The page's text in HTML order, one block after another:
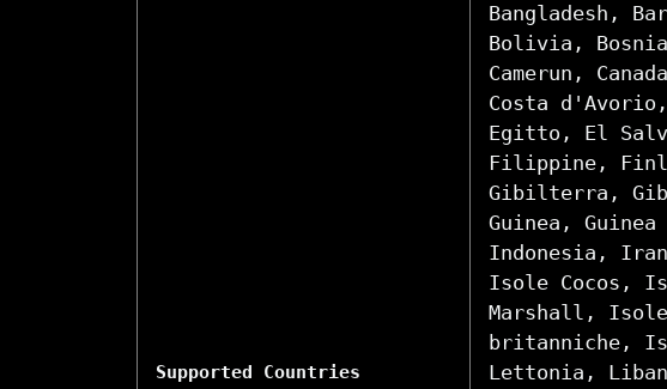
Supported Countries
Bangladesh,
Bolivia,
Camerun,
Costa
Egitto, El
Filippine,
Gibilterra,
Guinea,
Indonesia,
Isole Cocos,
Marshall,
britanniche,
Lettonia,